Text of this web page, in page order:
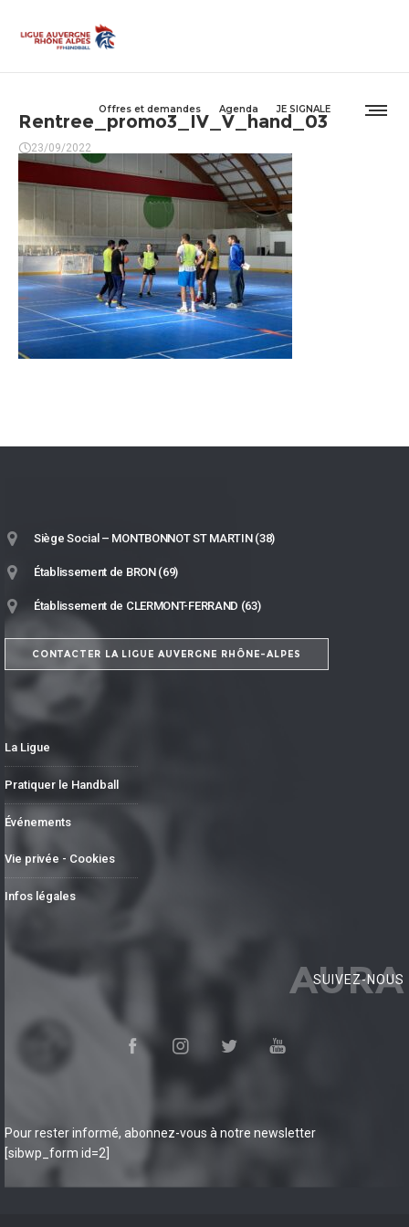
Offres et demandes Agenda JE SIGNALE
Rentree_promo3_IV_V_hand_03
23/09/2022
Siège Social – MONTBONNOT ST MARTIN (38)
Établissement de BRON (69)
Établissement de CLERMONT-FERRAND (63)
CONTACTER LA LIGUE AUVERGNE RHÔNE-ALPES
La Ligue
Pratiquer le Handball
Événements
Vie privée - Cookies
Infos légales
AURA
SUIVEZ-NOUS
Pour rester informé, abonnez-vous à notre newsletter
[sibwp_form id=2]